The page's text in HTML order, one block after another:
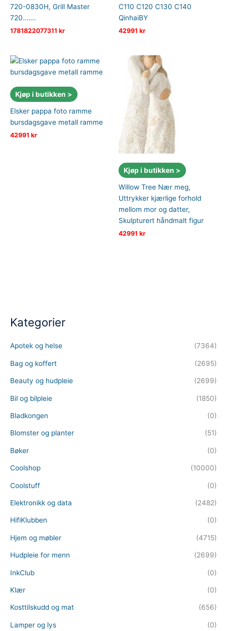
720-0830H, Grill Master
720…….
1781822077311 kr
C110 C120 C130 C140
QinhaiBY
42991 kr
Kjøp i butikken >
Elsker pappa foto ramme
bursdagsgave metall ramme
42991 kr
Kjøp i butikken >
Willow Tree Nær meg,
Uttrykker kjærlige forhold
mellom mor og datter,
Skulpturert håndmalt figur
42991 kr
Kategorier
Apotek og helse (7364)
Bag og koffert (2695)
Beauty og hudpleie (2699)
Bil og bilpleie (1850)
Bladkongen (0)
Blomster og planter (51)
Bøker (0)
Coolshop (10000)
Coolstuff (0)
Elektronikk og data (2482)
HifiKlubben (0)
Hjem og møbler (4715)
Hudpleie for menn (2699)
InkClub (0)
Klær (0)
Kosttilskudd og mat (656)
Lamper og lys (0)